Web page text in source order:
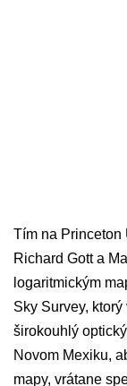
Tím na Princeton
Richard Gott a
logaritmickým
Sky Survey,
širokouhlý
Novom Mexiku,
mapy, vrátane